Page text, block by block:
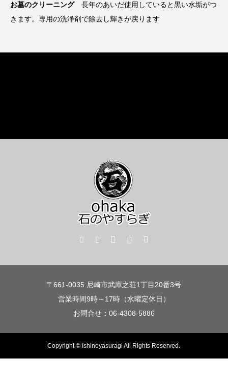
お墓のクリーニング長年のあいだ使用していると黒い水垢がつ
きます。専用の洗浄剤で除去し輝きが戻ります
〒661-0035 尼崎市武庫之荘1丁目20番3号
営業時間9時～17時（水曜定休日）
お問合せ：06-4308-5886
Copyright © Ishinoyasuragi All Rights Reserved.